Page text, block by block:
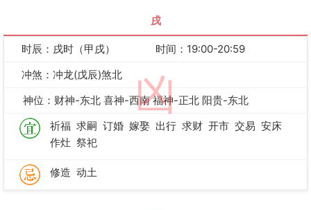
戌
凶
时辰：戌时（甲戌）
时间：19:00-20:59
冲煞：冲龙(戊辰)煞北
神位：财神-东北 喜神-西南 福神-正北 阳贵-东北
祈福 求嗣 订婚 嫁娶 出行 求财 开市 交易 安床
作灶 祭祀
修造 动土